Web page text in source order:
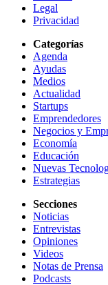
Legal
Privacidad
Categorías
Agenda
Ayudas
Medios
Actualidad
Startups
Emprendedores
Negocios y
Economía
Educación
Nuevas
Estrategias
Secciones
Noticias
Entrevistas
Opiniones
Videos
Notas de Prensa
Podcasts